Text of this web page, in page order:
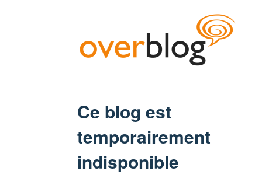
Ce blog est
temporairement
indisponible